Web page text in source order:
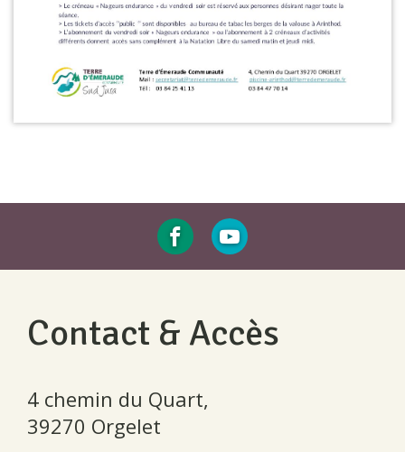
Contact & Accès
4 chemin du Quart,
39270 Orgelet